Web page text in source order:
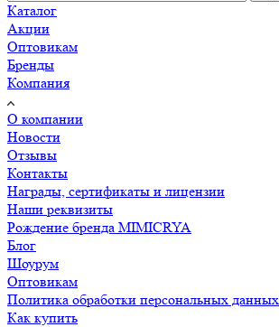
Каталог
Акции
Оптовикам
Бренды
Компания
О компании
Новости
Отзывы
Контакты
Награды, сертификаты и лицензии
Наши реквизиты
Рождение бренда MIMICRYA
Блог
Шоурум
Оптовикам
Политика обработки персональных данных
Как купить